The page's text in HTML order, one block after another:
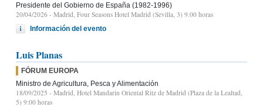
Presidente del Gobierno de España (1982-1996)
20/04/2026 - Madrid, Four Seasons Hotel Madrid (Sevilla, 3) 9.00 horas
Información del evento
Luis Planas
FÓRUM EUROPA
Ministro de Agricultura, Pesca y Alimentación
18/09/2025 - Madrid, Hotel Mandarin Oriental Ritz de Madrid (Plaza de la Lealtad,
5) 9:00 horas